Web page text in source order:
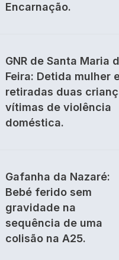
Encarnação.
GNR de Santa Maria
Feira: Detida mulher
retiradas duas
vítimas de violência
doméstica.
Gafanha da Nazaré:
Bebé ferido sem
gravidade na
sequência de uma
colisão na A25.